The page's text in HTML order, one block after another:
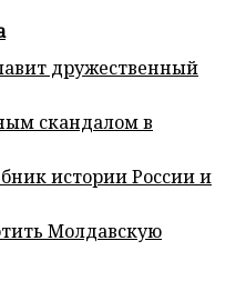
дружественный
скандалом в
истории России и
Молдавскую